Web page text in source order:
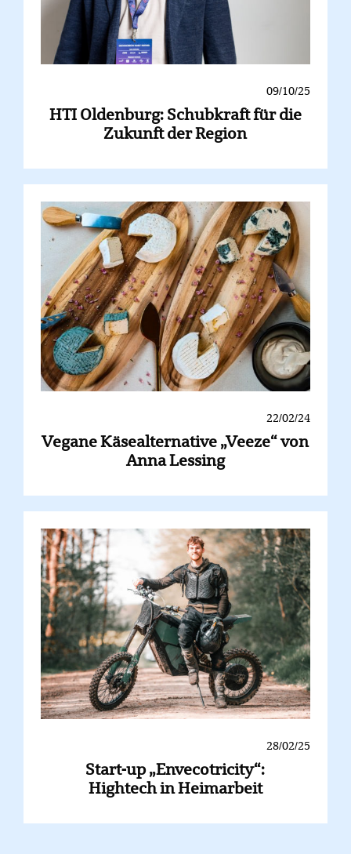
09/10/25
HTI Oldenburg: Schubkraft für die
Zukunft der Region
22/02/24
Vegane Käsealternative „Veeze“ von
Anna Lessing
28/02/25
Start-up „Envecotricity“:
Hightech in Heimarbeit